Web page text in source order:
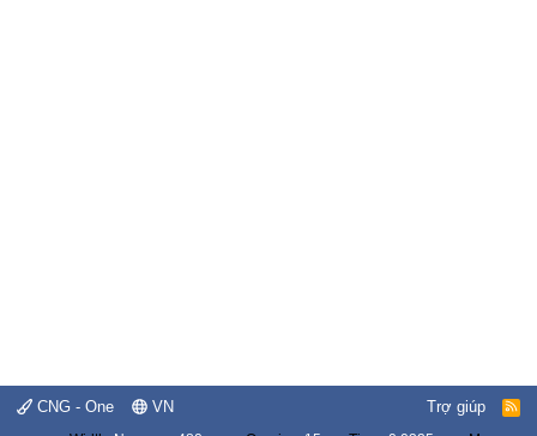
CNG - One VN Trợ giúp
R